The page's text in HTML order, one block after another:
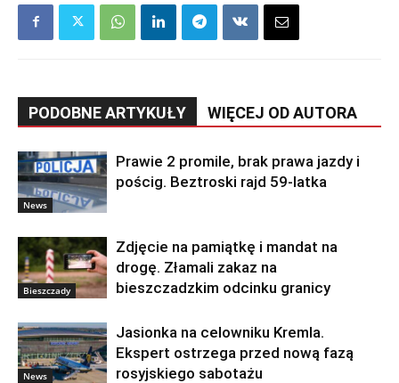
PODOBNE ARTYKUŁY WIĘCEJ OD AUTORA
News
Prawie 2 promile, brak prawa jazdy i
pościg. Beztroski rajd 59-latka
Bieszczady
Zdjęcie na pamiątkę i mandat na
drogę. Złamali zakaz na
bieszczadzkim odcinku granicy
News
Jasionka na celowniku Kremla.
Ekspert ostrzega przed nową fazą
rosyjskiego sabotażu